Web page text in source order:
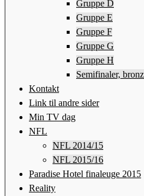
Gruppe D
Gruppe E
Gruppe F
Gruppe G
Gruppe H
Semifinaler,
Kontakt
Link til andre sider
Min TV dag
NFL
NFL 2014/15
NFL 2015/16
Paradise Hotel finaleuge 2015
Reality